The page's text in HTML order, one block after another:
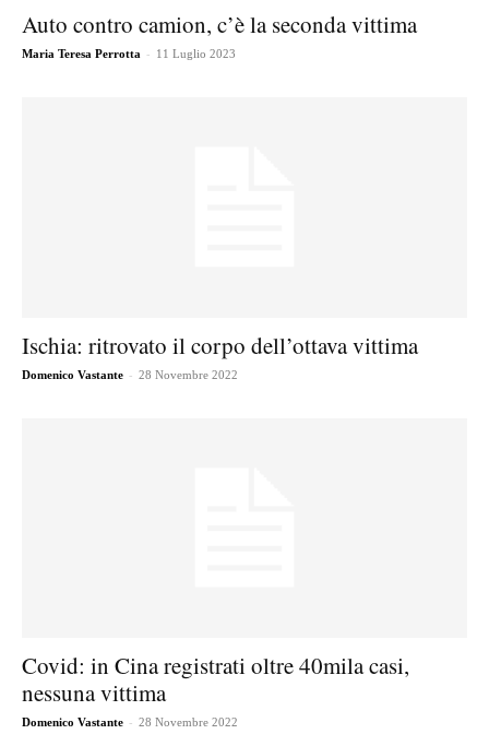
Auto contro camion, c’è la seconda vittima
Maria Teresa Perrotta - 11 Luglio 2023
Ischia: ritrovato il corpo dell’ottava vittima
Domenico Vastante - 28 Novembre 2022
Covid: in Cina registrati oltre 40mila casi,
nessuna vittima
Domenico Vastante - 28 Novembre 2022